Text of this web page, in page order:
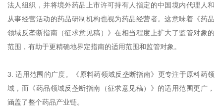
法人组织，并将境外药品上市许可持有人指定的中国境内代理人和
从事经营活动的药品研制机构也视为药品经营者。这意味着《药品
领域反垄断指南（征求意见稿）》在相当程度上扩大了监管对象的
范围，有助于更精确地界定指南的适用范围和监管对象。
3. 适用范围的广度。《原料药领域反垄断指南》更专注于原料药领
域，而《药品领域反垄断指南（征求意见稿）》的适用范围更广，
涵盖了整个药品产业链。